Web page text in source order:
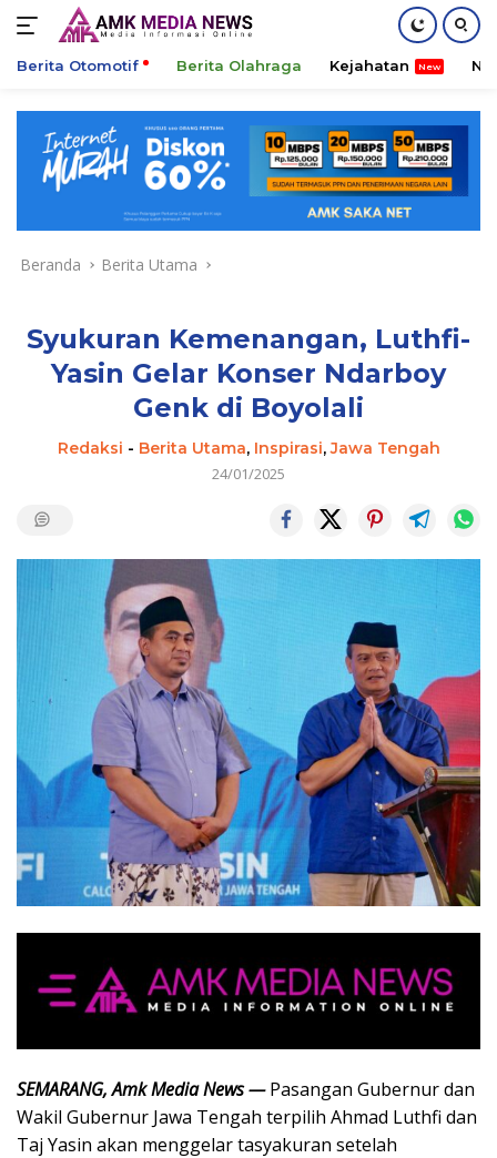
konten
Berita Otomotif Berita Olahraga Kejahatan
Beranda Berita Utama
Syukuran Kemenangan, Luthfi-
Yasin Gelar Konser Ndarboy
Genk di Boyolali
Redaksi - Berita Utama, Inspirasi,Jawa Tengah
24/01/2025
SEMARANG, Amk Media News — Pasangan Gubernur dan
Wakil Gubernur Jawa Tengah terpilih Ahmad Luthfi dan
Taj Yasin akan menggelar tasyakuran setelah